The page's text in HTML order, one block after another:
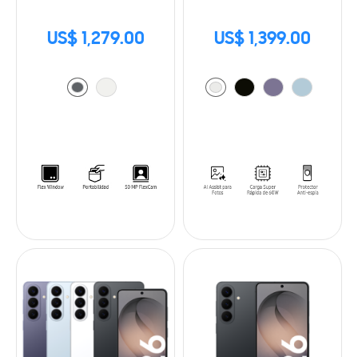
US$ 1,279.00 US$ 1,399.00